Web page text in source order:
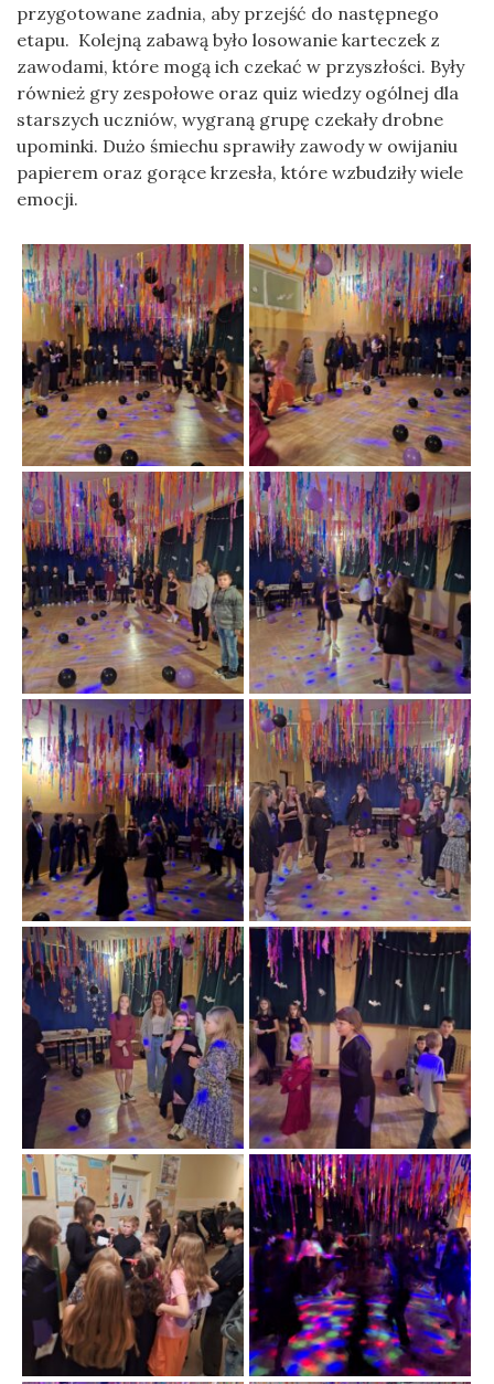
przygotowane zadnia, aby przejść do następnego
etapu. Kolejną zabawą było losowanie karteczek z
zawodami, które mogą ich czekać w przyszłości. Były
również gry zespołowe oraz quiz wiedzy ogólnej dla
starszych uczniów, wygraną grupę czekały drobne
upominki. Dużo śmiechu sprawiły zawody w owijaniu
papierem oraz gorące krzesła, które wzbudziły wiele
emocji.